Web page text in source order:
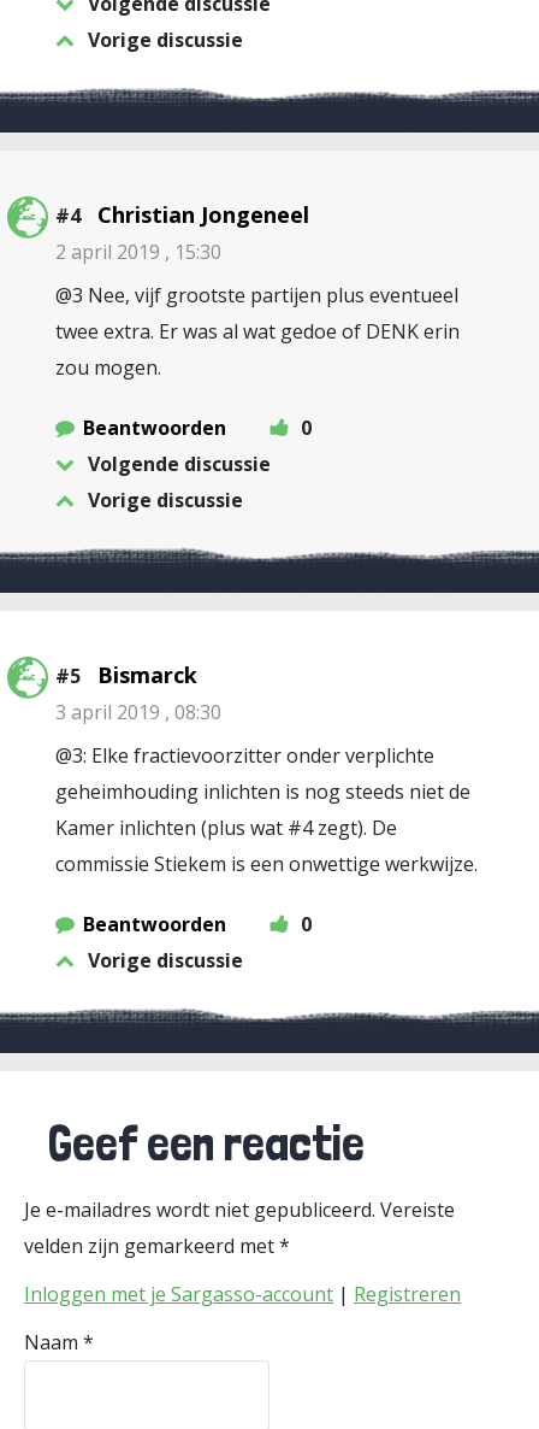
Vorige discussie
#4 Christian Jongeneel
2 april 2019 , 15:30
@3 Nee, vijf grootste partijen plus eventueel
twee extra. Er was al wat gedoe of DENK erin
zou mogen.
Beantwoorden
0
Volgende discussie
Vorige discussie
#5 Bismarck
3 april 2019 , 08:30
@3: Elke fractievoorzitter onder verplichte
geheimhouding inlichten is nog steeds niet de
Kamer inlichten (plus wat #4 zegt). De
commissie Stiekem is een onwettige werkwijze.
Beantwoorden
0
Vorige discussie
Geef een reactie
Je e-mailadres wordt niet gepubliceerd. Vereiste
velden zijn gemarkeerd met*
Inloggen met je Sargasso-account | Registreren
Naam *